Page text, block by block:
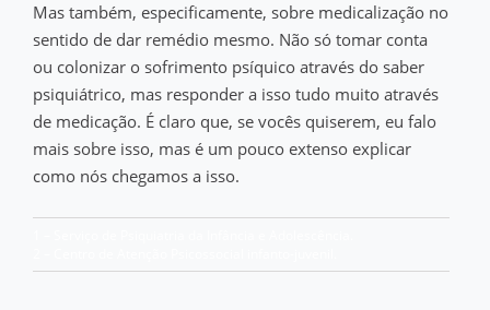
Mas também, especificamente, sobre medicalização no
sentido de dar remédio mesmo. Não só tomar conta
ou colonizar o sofrimento psíquico através do saber
psiquiátrico, mas responder a isso tudo muito através
de medicação. É claro que, se vocês quiserem, eu falo
mais sobre isso, mas é um pouco extenso explicar
como nós chegamos a isso.